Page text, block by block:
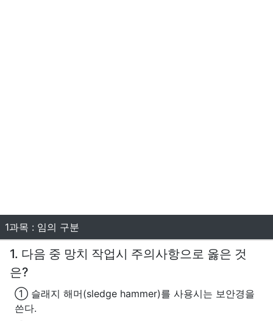
1과목 : 임의 구분
1. 다음 중 망치 작업시 주의사항으로 옳은 것
은?
① 슬래지 해머(sledge hammer)를 사용시는 보안경을
쓴다.